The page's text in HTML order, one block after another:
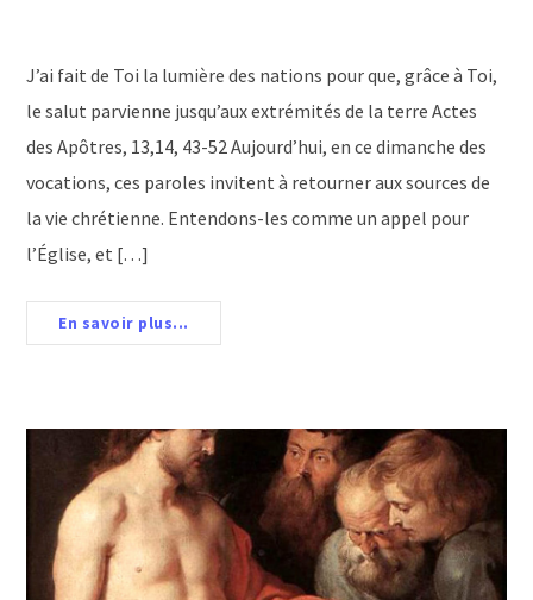
J’ai fait de Toi la lumière des nations pour que, grâce à Toi,
le salut parvienne jusqu’aux extrémités de la terre Actes
des Apôtres, 13,14, 43-52 Aujourd’hui, en ce dimanche des
vocations, ces paroles invitent à retourner aux sources de
la vie chrétienne. Entendons-les comme un appel pour
l’Église, et […]
En savoir plus...